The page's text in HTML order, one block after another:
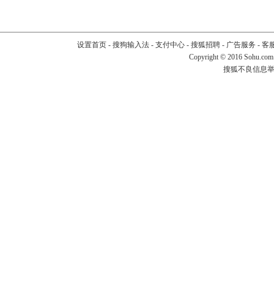
设置首页- 搜狗输入法- 支付中心- 搜狐招聘- 广告服务 - 客
Copyright © 2016
搜狐不良信息